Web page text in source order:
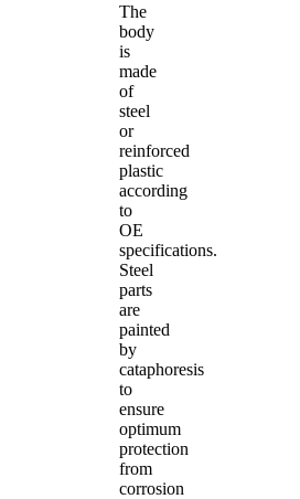
The
body
is
made
of
steel
or
reinforced
plastic
according
to
OE
specifications.
Steel
parts
are
painted
by
cataphoresis
to
ensure
optimum
protection
from
corrosion